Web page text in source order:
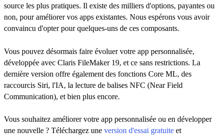
source les plus pratiques. Il existe des milliers d'options, payantes ou
non, pour améliorer vos apps existantes. Nous espérons vous avoir
convaincu d'opter pour quelques-uns de ces composants.
Vous pouvez désormais faire évoluer votre app personnalisée,
développée avec Claris FileMaker 19, et ce sans restrictions. La
dernière version offre également des fonctions Core ML, des
raccourcis Siri, l'IA, la lecture de balises NFC (Near Field
Communication), et bien plus encore.
Vous souhaitez améliorer votre app personnalisée ou en développer
une nouvelle ? Téléchargez une version d'essai gratuite et